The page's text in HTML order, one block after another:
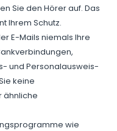
Sie den Hörer auf. Das
Ihrem Schutz.
E-Mails niemals Ihre
und Personalausweis-
keine
ähnliche
wie